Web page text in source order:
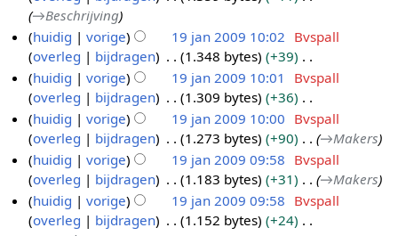
t
i
n
g
a
t
t
i
n
g
n
v
a
t
t
i
n
g
m
e
n
v
a
t
t
i
n
g
s
s
a
m
e
n
v
a
t
t
i
n
n
g
s
s
a
m
e
n
v
a
t
t
w
e
r
k
i
n
g
s
s
a
m
e
b
e
w
e
r
k
i
n
g
s
s
a
e
n
b
e
w
e
r
k
i
n
g
s
→Beschrijving
huidig
vorige 19 jan 2009 10:02 Bvspall
overleg
bijdragen 1.348 bytes
+39
G
e
e
n
b
e
w
e
r
huidig vorige 19 jan 2009 10:01
Bvspall
overleg
bijdragen 1.309 bytes
+36
G
e
e
n
b
e
huidig vorige 19 jan 2009 10:00 Bvspall
overleg
bijdragen 1.273 bytes +90 →Makers
huidig
vorige 19 jan 2009 09:58 Bvspall
overleg
bijdragen 1.183 bytes +31 →Makers
huidig
vorige 19 jan 2009 09:58 Bvspall
overleg
bijdragen 1.152 bytes
+24